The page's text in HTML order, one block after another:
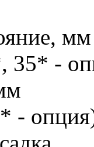
мм
35* -
-